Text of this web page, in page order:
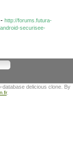
- http://forums.futura-
securisee-
delicious clone. By
.